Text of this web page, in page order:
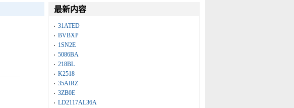
最新内容
31ATED
BVBXP
1SN2E
5086BA
218BL
K2518
35AIRZ
3ZB0E
LD2117AL36A